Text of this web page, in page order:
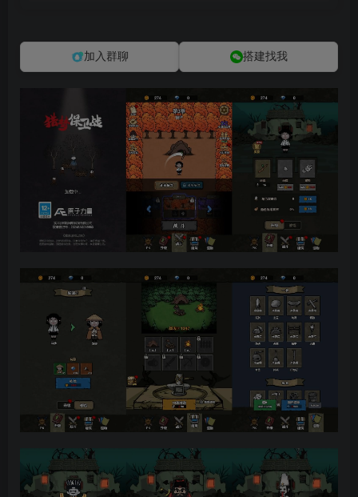
加入群聊 搭建找我